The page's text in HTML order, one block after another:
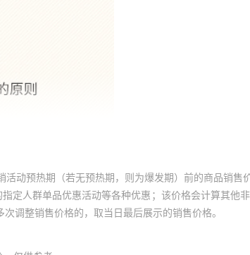
动预热期（若无预热期，则为爆发期）前的商品销售
定人群单品优惠活动等各种优惠；该价格会计算其他
调整销售价格的，取当日最后展示的销售价格。